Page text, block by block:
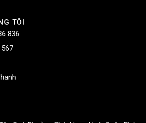
TÔI
836